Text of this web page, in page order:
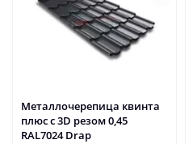
Металлочерепица квинта
плюс c 3D резом 0,45
RAL7024 Drap